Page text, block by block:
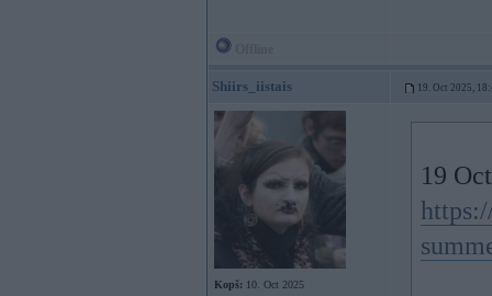
Shiirs_iistais 19. Oct 2025,
Kopš: 10. Oct 2025
19